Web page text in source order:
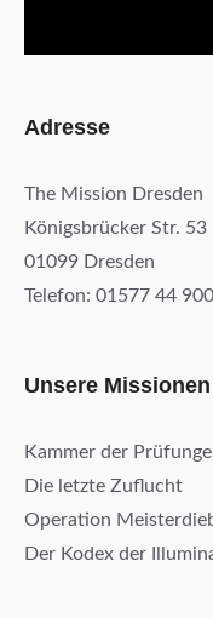
Adresse
The Mission Dresden
Königsbrücker Str. 53
01099 Dresden
Telefon: 01577 44
Unsere Missionen
Kammer der
Die letzte Zuflucht
Operation
Der Kodex der